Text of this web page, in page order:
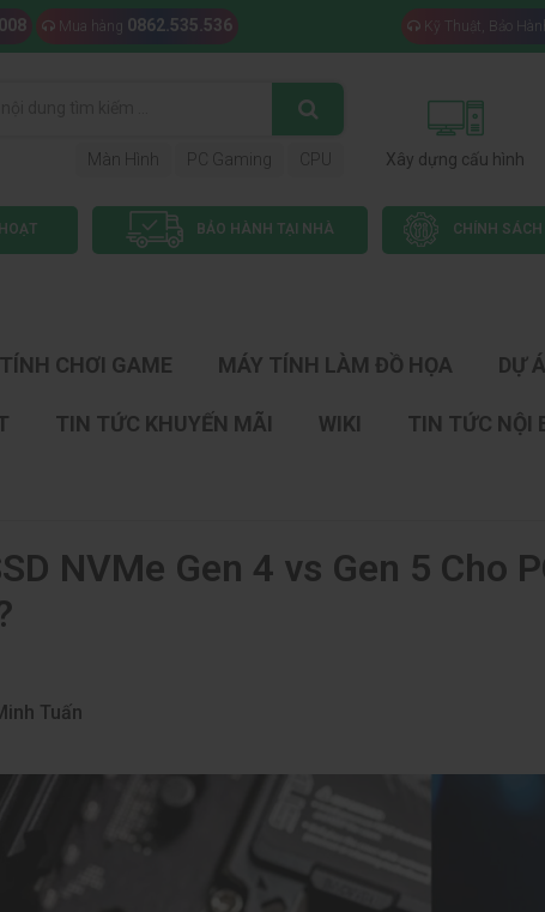
Mua hàng 0862.535.536 Kỹ Thuật, Bảo
Màn Hình PC Gaming CPU Xây dựng cấu hình
BẢO HÀNH TẠI NHÀ CHÍNH SÁCH
CHƠI GAME MÁY TÍNH LÀM ĐỒ HỌA DỰ
TIN TỨC KHUYẾN MÃI WIKI TIN TỨC NỘI
NVMe Gen 4 vs Gen 5 Cho
Tuấn